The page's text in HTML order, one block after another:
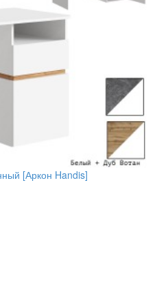
[Аркон Handis]